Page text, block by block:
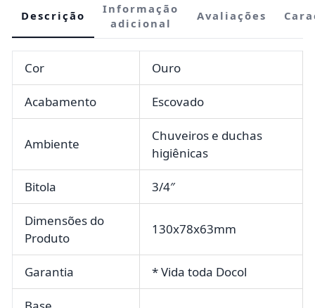
Descrição
Informação
adicional
Avaliações
Cor Ouro
Acabamento Escovado
Ambiente
Chuveiros e duchas
higiênicas
Bitola 3/4″
Dimensões do
Produto
130x78x63mm
Garantia * Vida toda Docol